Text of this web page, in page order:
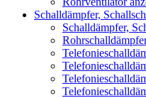
Schalldämpfer,
Schalldämpfer,